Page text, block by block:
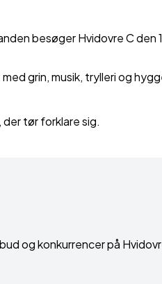
besøger Hvidovre C
grin, musik, trylleri og
der tør forklare sig.
og konkurrencer på